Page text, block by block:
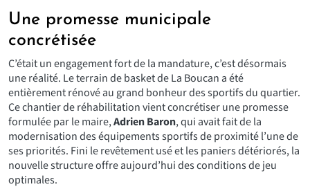
Une promesse municipale
concrétisée
C’était un engagement fort de la mandature, c’est désormais
une réalité. Le terrain de basket de La Boucan a été
entièrement rénové au grand bonheur des sportifs du quartier.
Ce chantier de réhabilitation vient concrétiser une promesse
formulée par le maire,Adrien Baron, qui avait fait de la
modernisation des équipements sportifs de proximité l’une de
ses priorités. Fini le revêtement usé et les paniers détériorés, la
nouvelle structure offre aujourd’hui des conditions de jeu
optimales.